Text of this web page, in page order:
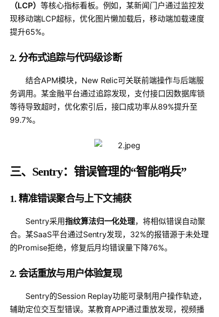
（LCP） 等核心指标看板。例如，某新闻门户通过监控发
现移动端LCP超标，优化图片懒加载后，移动端加载速度
提升65%。
2. 分布式追踪与代码级诊断
结合APM模块，New Relic可关联前端操作与后端服
务调用。某金融平台通过追踪发现，支付接口因数据库锁
等待导致超时，优化索引后，接口成功率从89%提升至
99.7%。
三、Sentry：错误管理的“智能哨兵”
1. 精准错误聚合与上下文捕获
Sentry采用指纹算法归一化处理，将相似错误自动聚
合。某SaaS平台通过Sentry发现，32%的报错源于未处理
的Promise拒绝，修复后月均错误量下降76%。
2. 会话重放与用户体验复现
Sentry的Session Replay功能可录制用户操作轨迹，
辅助定位交互型错误。某教育APP通过重放发现，视频播